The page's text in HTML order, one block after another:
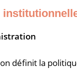
définit la